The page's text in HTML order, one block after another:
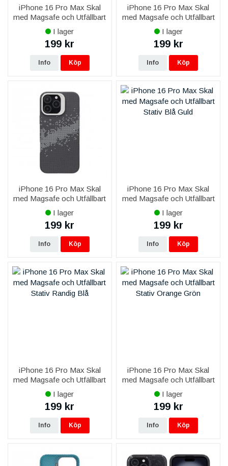
iPhone 16 Pro Max Skal
med Magsafe och Utfällbart
Stativ - Berg Blå
I lager
199 kr
Info Köp
iPhone 16 Pro Max Skal
med Magsafe och Utfällbart
Stativ - Berg Röd
I lager
199 kr
Info Köp
iPhone 16 Pro Max Skal
med Magsafe och Utfällbart
Stativ - Rymdsvart
I lager
199 kr
Info Köp
iPhone 16 Pro Max Skal
med Magsafe och Utfällbart
Stativ - Blå/Guld
I lager
199 kr
Info Köp
iPhone 16 Pro Max Skal
med Magsafe och Utfällbart
Stativ - Randig Blå
I lager
199 kr
Info Köp
iPhone 16 Pro Max Skal
med Magsafe och Utfällbart
Stativ - Randig Orange
I lager
199 kr
Info Köp